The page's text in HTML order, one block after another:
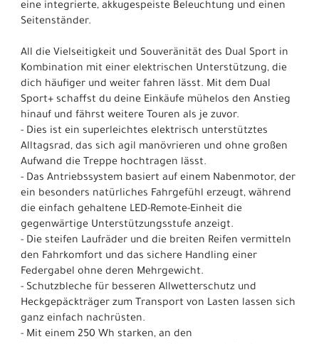
eine integrierte, akkugespeiste Beleuchtung und einen
Seitenständer.
All die Vielseitigkeit und Souveränität des Dual Sport in
Kombination mit einer elektrischen Unterstützung, die
dich häufiger und weiter fahren lässt. Mit dem Dual
Sport+ schaffst du deine Einkäufe mühelos den Anstieg
hinauf und fährst weitere Touren als je zuvor.
- Dies ist ein superleichtes elektrisch unterstütztes
Alltagsrad, das sich agil manövrieren und ohne großen
Aufwand die Treppe hochtragen lässt.
- Das Antriebssystem basiert auf einem Nabenmotor, der
ein besonders natürliches Fahrgefühl erzeugt, während
die einfach gehaltene LED-Remote-Einheit die
gegenwärtige Unterstützungsstufe anzeigt.
- Die steifen Laufräder und die breiten Reifen vermitteln
den Fahrkomfort und das sichere Handling einer
Federgabel ohne deren Mehrgewicht.
- Schutzbleche für besseren Allwetterschutz und
Heckgepäckträger zum Transport von Lasten lassen sich
ganz einfach nachrüsten.
- Mit einem 250 Wh starken, an den